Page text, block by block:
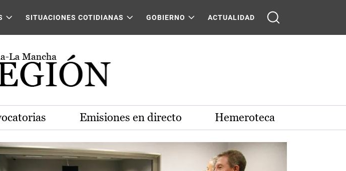
SITUACIONES COTIDIANAS GOBIERNO ACTUALIDAD
Emisiones en directo Hemeroteca